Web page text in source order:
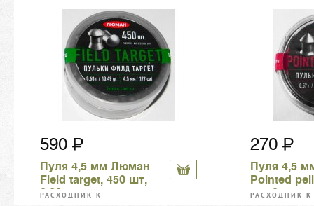
590
Пуля 4,5 мм Люман
Field target, 450 шт,
0,68 гр
РАСХОДНИК К
270
Пуля 4,5
Pointed
шт, 0,57 гр
РАСХОДНИК К